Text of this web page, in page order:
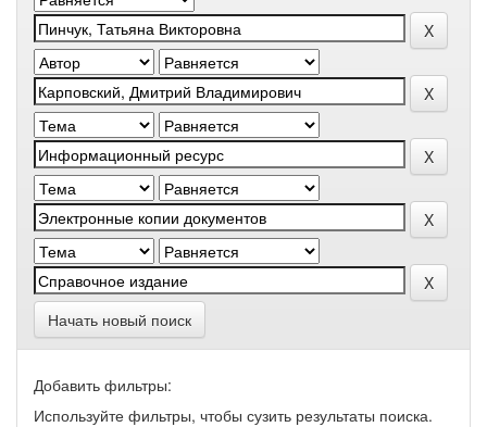
Начать новый поиск
Добавить фильтры:
Используйте фильтры, чтобы сузить результаты поиска.